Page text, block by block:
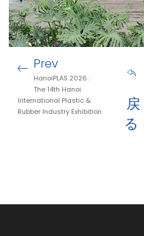
Prev
HanoiPLAS 2026 :
The 14th Hanoi
International Plastic &
Rubber Industry Exhibition
戻
る